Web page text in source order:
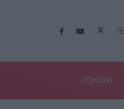
ΠΟΛΙΤΙΚΗ